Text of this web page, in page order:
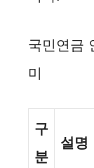
국민연금
미
구
분
설명